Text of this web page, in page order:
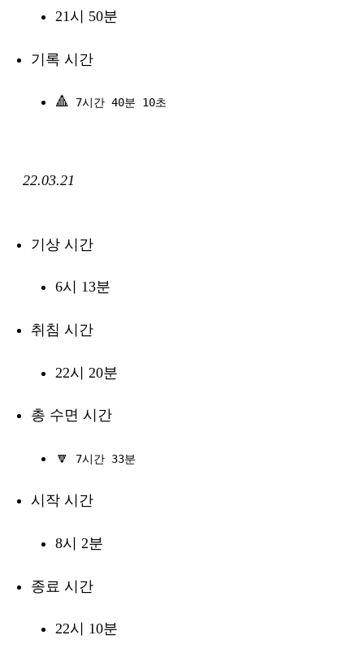
21시 50분
기록 시간
🔺 7시간 40분 10초
22.03.21
기상 시간
6시 13분
취침 시간
22시 20분
총 수면 시간
🔽 7시간 33분
시작 시간
8시 2분
종료 시간
22시 10분